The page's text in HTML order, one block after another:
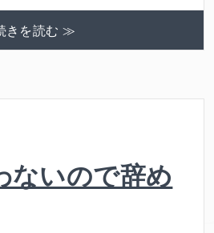
きを読む ≫
ないので辞め